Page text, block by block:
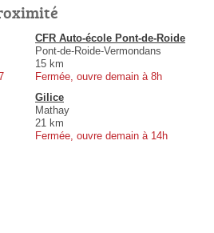
CFR Auto-école Pont-de-Roide
Pont-de-Roide-Vermondans
15 km
Fermée, ouvre demain à 8h
Gilice
Mathay
21 km
Fermée, ouvre demain à 14h